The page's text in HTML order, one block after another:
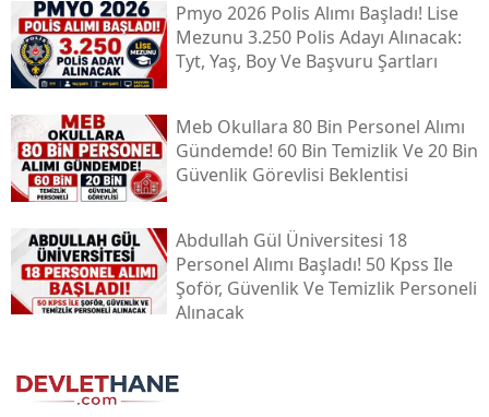
Pmyo 2026 Polis Alımı Başladı! Lise
Mezunu 3.250 Polis Adayı Alınacak:
Tyt, Yaş, Boy Ve Başvuru Şartları
Meb Okullara 80 Bin Personel Alımı
Gündemde! 60 Bin Temizlik Ve 20 Bin
Güvenlik Görevlisi Beklentisi
Abdullah Gül Üniversitesi 18
Personel Alımı Başladı! 50 Kpss Ile
Şoför, Güvenlik Ve Temizlik Personeli
Alınacak